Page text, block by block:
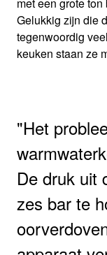
Gelukkig zijn die
tegenwoordig
keuken staan ze
Het
De druk uit
zes bar te